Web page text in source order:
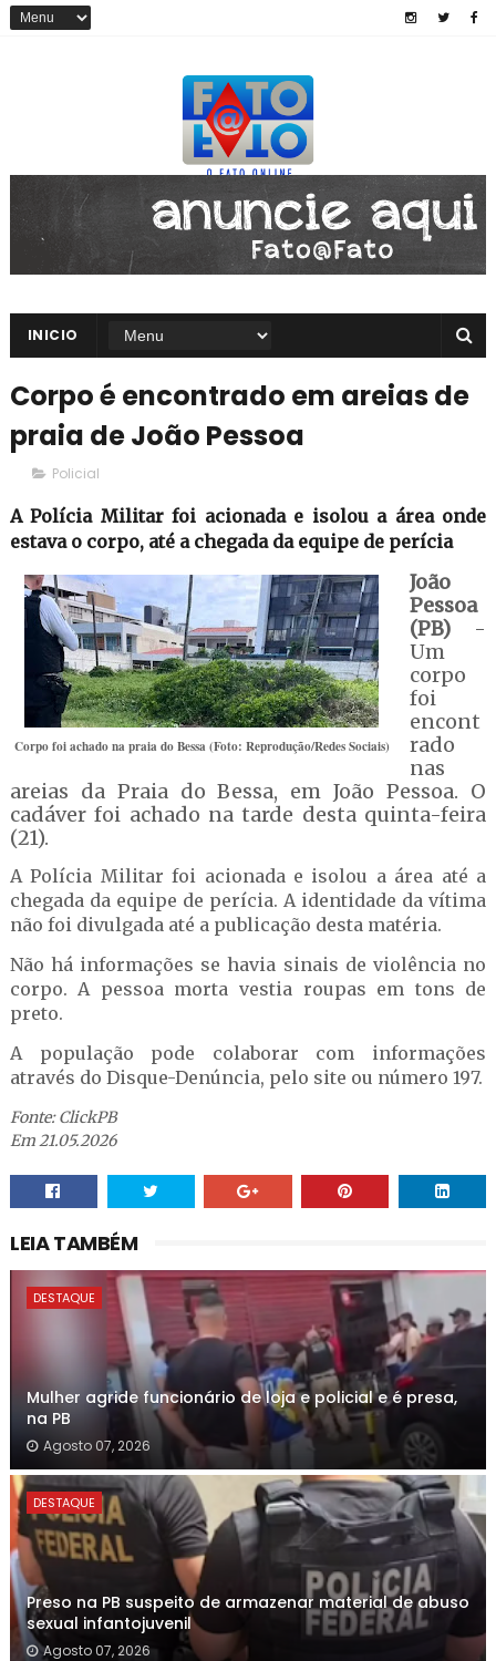
INICIO
Corpo é encontrado em areias de
praia de João Pessoa
Policial
A Polícia Militar foi acionada e isolou a área onde
estava o corpo, até a chegada da equipe de perícia
Corpo foi achado na praia do Bessa (Foto: Reprodução/Redes Sociais)
João
Pessoa
(PB)-
Um
corpo
foi
encont
rado
nas
areias da Praia do Bessa, em João Pessoa. O
cadáver foi achado na tarde desta quinta-feira
(21).
A Polícia Militar foi acionada e isolou a área até a
chegada da equipe de perícia. A identidade da vítima
não foi divulgada até a publicação desta matéria.
Não há informações se havia sinais de violência no
corpo. A pessoa morta vestia roupas em tons de
preto.
A população pode colaborar com informações
através do Disque-Denúncia, pelo site ou número 197.
Fonte: ClickPB
Em 21.05.2026
LEIA TAMBÉM
DESTAQUE
Mulher agride funcionário de loja e policial e é presa,
na PB
Agosto 07, 2026
DESTAQUE
Preso na PB suspeito de armazenar material de abuso
sexual infantojuvenil
Agosto 07, 2026